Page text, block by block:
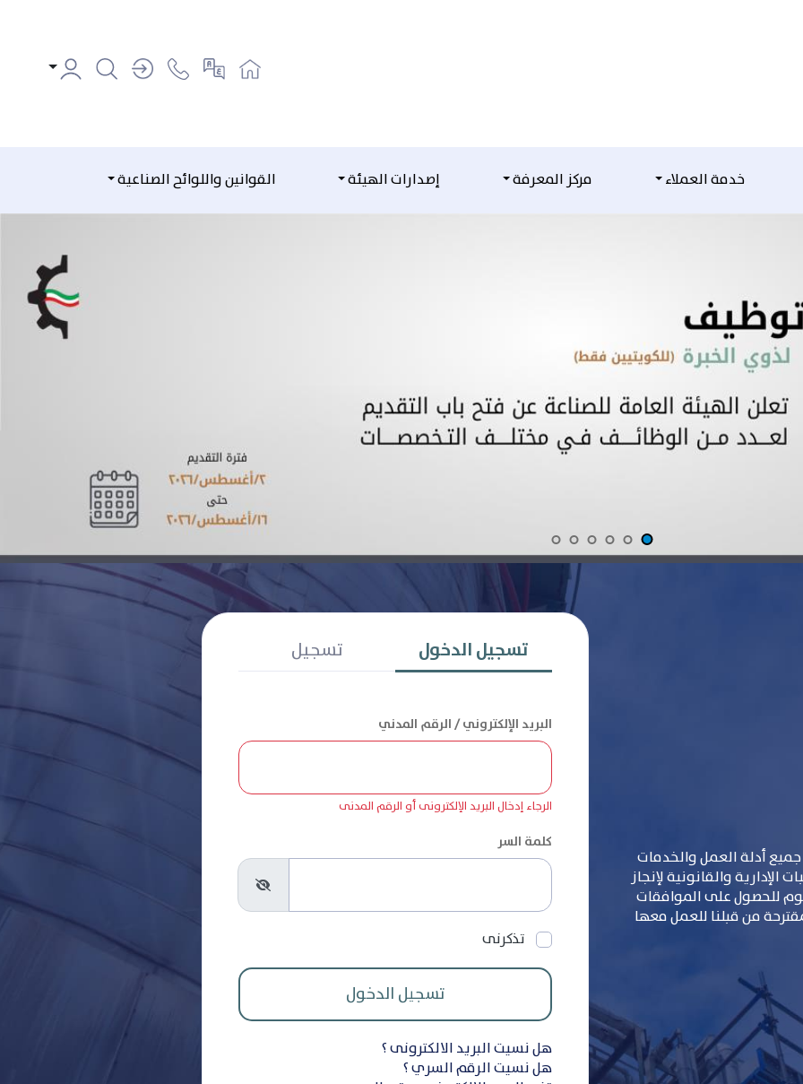
خدمة العملاء مركز المعرفة إصدارات الهيئة القوانين واللوائح الصناعية
أدلة العمل والخدمات
والقانونية لإنجاز
للحصول على الموافقات
من قبلنا للعمل معها
تسجيل الدخول تسجيل
البريد الإلكتروني / الرقم المدني
الرجاء إدخال البريد الإلكترونى أو الرقم المدنى
كلمة السر
تذكرنى
هل نسيت البريد الالكترونى ؟
هل نسيت الرقم السري ؟